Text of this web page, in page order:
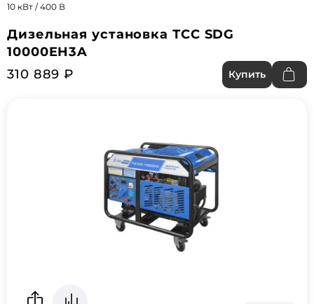
10 кВт / 400 В
Дизельная установка ТСС SDG
10000EH3A
310 889 ₽
Купить